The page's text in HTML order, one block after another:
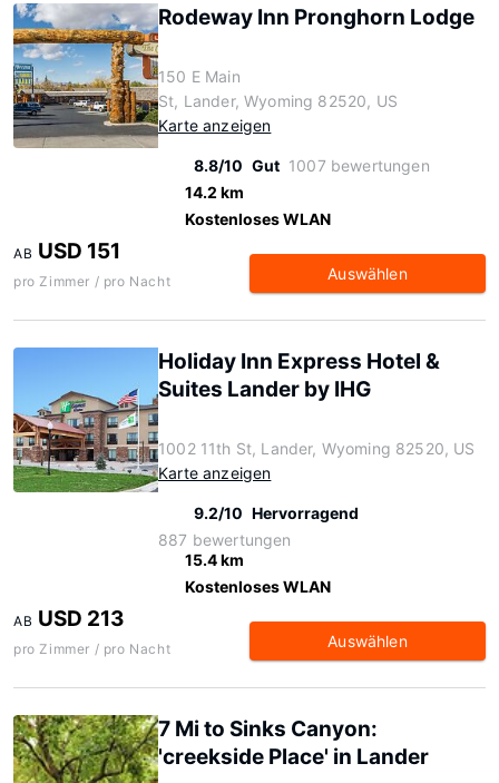
Rodeway Inn Pronghorn Lodge
150 E Main
St, Lander, Wyoming 82520, US
Karte anzeigen
8.8/10 Gut 1007 bewertungen
14.2 km
Kostenloses WLAN
AB USD 151
pro Zimmer / pro Nacht Auswählen
Holiday Inn Express Hotel &
Suites Lander by IHG
1002 11th St, Lander, Wyoming 82520, US
Karte anzeigen
9.2/10 Hervorragend
887 bewertungen
15.4 km
Kostenloses WLAN
AB USD 213
pro Zimmer / pro Nacht Auswählen
7 Mi to Sinks Canyon:
'creekside Place' in Lander